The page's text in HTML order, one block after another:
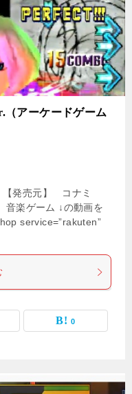
（アーケードゲーム
【発売元】 コナミ
楽ゲーム ↓の動画を
service=”rakuten”
0